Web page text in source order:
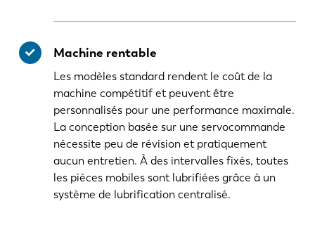
Machine rentable
Les modèles standard rendent le coût de la
machine compétitif et peuvent être
personnalisés pour une performance maximale.
La conception basée sur une servocommande
nécessite peu de révision et pratiquement
aucun entretien. À des intervalles fixés, toutes
les pièces mobiles sont lubrifiées grâce à un
système de lubrification centralisé.